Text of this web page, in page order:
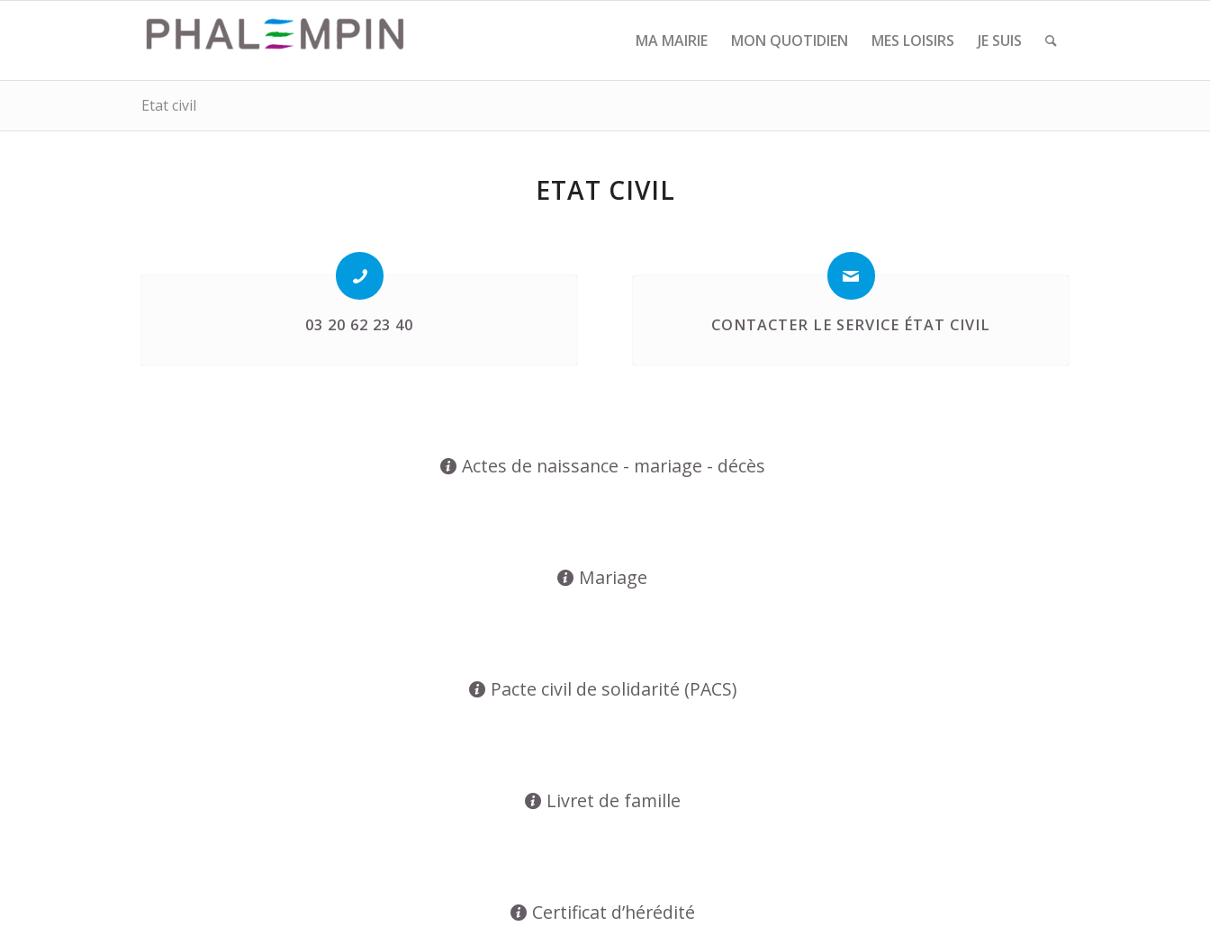
MA MAIRIE MON QUOTIDIEN MES LOISIRS JE SUIS
Etat civil
ETAT CIVIL
03 20 62 23 40 CONTACTER LE SERVICE ÉTAT CIVIL
Actes de naissance - mariage - décès
Mariage
Pacte civil de solidarité (PACS)
Livret de famille
Certificat d’hérédité